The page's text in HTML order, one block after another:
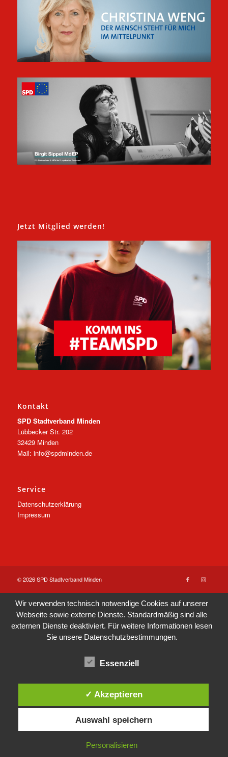
Jetzt Mitglied werden!
Kontakt
SPD Stadtverband Minden
Lübbecker Str. 202
32429 Minden
Mail: info@spdminden.de
Service
Datenschutzerklärung
Impressum
© 2026 SPD Stadtverband Minden
Wir verwenden technisch notwendige Cookies auf unserer
Webseite sowie externe Dienste. Standardmäßig sind alle
externen Dienste deaktiviert. Für weitere Informationen lesen
Sie unsere Datenschutzbestimmungen.
Essenziell
✓ Akzeptieren
Auswahl speichern
Personalisieren